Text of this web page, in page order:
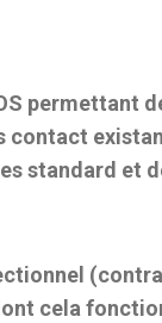
permettant
contact
standard et
cela